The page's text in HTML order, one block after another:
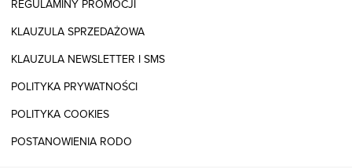
REGULAMINY PROMOCJI
KLAUZULA SPRZEDAŻOWA
KLAUZULA NEWSLETTER I SMS
POLITYKA PRYWATNOŚCI
POLITYKA COOKIES
POSTANOWIENIA RODO